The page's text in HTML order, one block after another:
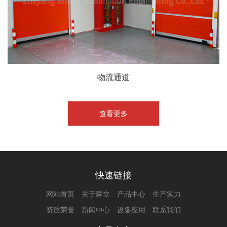
物流通道
查看更多
快速链接
网站首页 关于舜立 产品中心
生产实力
资质荣誉
新闻中心 设备应用 联系我们